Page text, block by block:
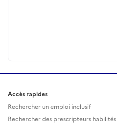
Accès rapides
Rechercher un emploi inclusif
Rechercher des prescripteurs habilités